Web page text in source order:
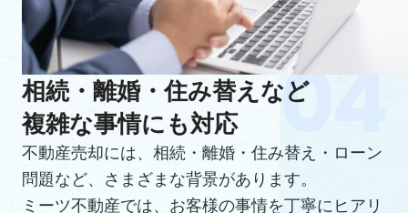
相続・離婚・住み替えなど
複雑な事情にも対応
不動産売却には、相続・離婚・住み替え・ローン
問題など、さまざまな背景があります。
ミーツ不動産では、お客様の事情を丁寧にヒアリ